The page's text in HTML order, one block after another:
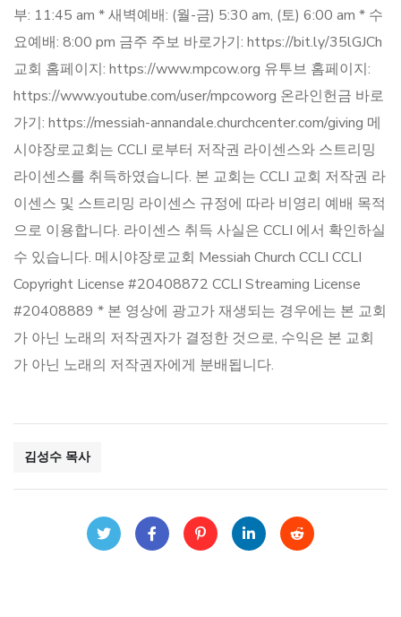
부: 11:45 am * 새벽예배: (월-금) 5:30 am, (토) 6:00 am * 수
요예배: 8:00 pm 금주 주보 바로가기: https://bit.ly/35lGJCh
교회 홈페이지: https://www.mpcow.org 유투브 홈페이지:
https://www.youtube.com/user/mpcoworg 온라인헌금 바로
가기: https://messiah-annandale.churchcenter.com/giving 메
시야장로교회는 CCLI 로부터 저작권 라이센스와 스트리밍
라이센스를 취득하였습니다. 본 교회는 CCLI 교회 저작권 라
이센스 및 스트리밍 라이센스 규정에 따라 비영리 예배 목적
으로 이용합니다. 라이센스 취득 사실은 CCLI 에서 확인하실
수 있습니다. 메시야장로교회 Messiah Church CCLI CCLI
Copyright License #20408872 CCLI Streaming License
#20408889 * 본 영상에 광고가 재생되는 경우에는 본 교회
가 아닌 노래의 저작권자가 결정한 것으로, 수익은 본 교회
가 아닌 노래의 저작권자에게 분배됩니다.
김성수 목사